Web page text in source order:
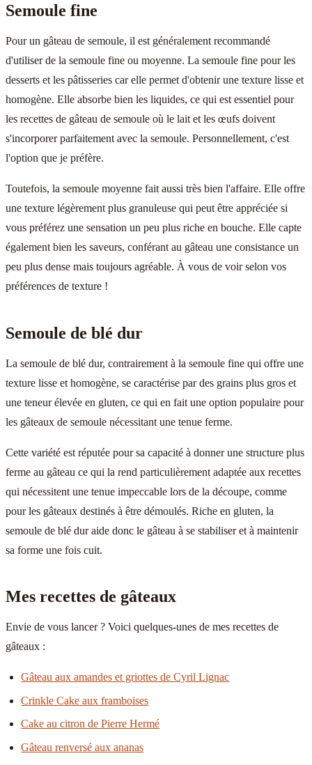
Semoule fine
Pour un gâteau de semoule, il est généralement recommandé
d'utiliser de la semoule fine ou moyenne. La semoule fine pour les
desserts et les pâtisseries car elle permet d'obtenir une texture lisse et
homogène. Elle absorbe bien les liquides, ce qui est essentiel pour
les recettes de gâteau de semoule où le lait et les œufs doivent
s'incorporer parfaitement avec la semoule. Personnellement, c'est
l'option que je préfère.
Toutefois, la semoule moyenne fait aussi très bien l'affaire. Elle offre
une texture légèrement plus granuleuse qui peut être appréciée si
vous préférez une sensation un peu plus riche en bouche. Elle capte
également bien les saveurs, conférant au gâteau une consistance un
peu plus dense mais toujours agréable. À vous de voir selon vos
préférences de texture !
Semoule de blé dur
La semoule de blé dur, contrairement à la semoule fine qui offre une
texture lisse et homogène, se caractérise par des grains plus gros et
une teneur élevée en gluten, ce qui en fait une option populaire pour
les gâteaux de semoule nécessitant une tenue ferme.
Cette variété est réputée pour sa capacité à donner une structure plus
ferme au gâteau ce qui la rend particulièrement adaptée aux recettes
qui nécessitent une tenue impeccable lors de la découpe, comme
pour les gâteaux destinés à être démoulés. Riche en gluten, la
semoule de blé dur aide donc le gâteau à se stabiliser et à maintenir
sa forme une fois cuit.
Mes recettes de gâteaux
Envie de vous lancer ? Voici quelques-unes de mes recettes de
gâteaux :
Gâteau aux amandes et griottes de Cyril Lignac
Crinkle Cake aux framboises
Cake au citron de Pierre Hermé
Gâteau renversé aux ananas